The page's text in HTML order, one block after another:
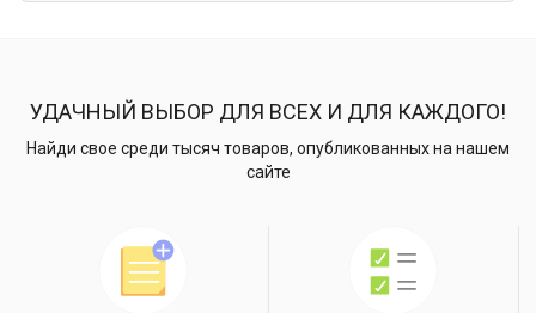
УДАЧНЫЙ ВЫБОР ДЛЯ ВСЕХ И ДЛЯ КАЖДОГО!
Найди свое среди тысяч товаров, опубликованных на нашем
сайте